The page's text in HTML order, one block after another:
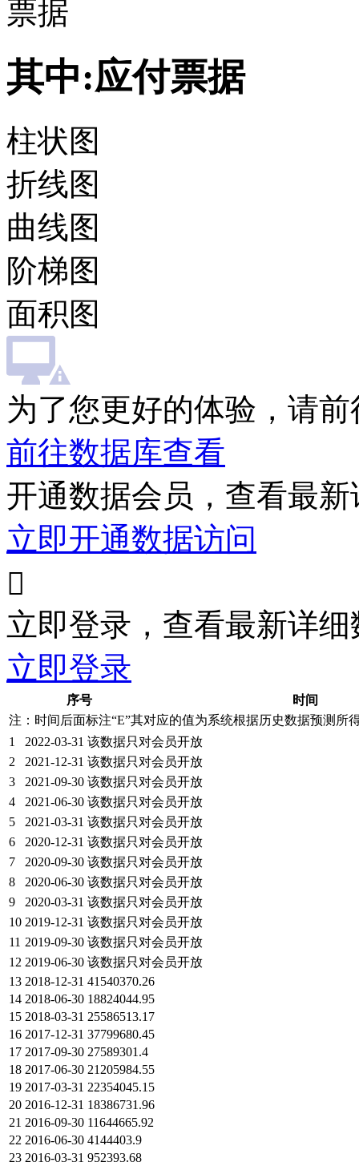
票据
其中:应付票据
柱状图
折线图
曲线图
阶梯图
面积图
为了您更好的体验，请
前往数据库查看
开通数据会员，查看最
立即开通数据访问

立即登录，查看最新详细
立即登录
序号
时间
注：时间后面标注“E”其对应的值为系统根据历史数据预测所
1
2022-03-31 该数据只对会员开放
2
2021-12-31 该数据只对会员开放
3
2021-09-30 该数据只对会员开放
4
2021-06-30 该数据只对会员开放
5
2021-03-31 该数据只对会员开放
6
2020-12-31 该数据只对会员开放
7
2020-09-30 该数据只对会员开放
8
2020-06-30 该数据只对会员开放
9
2020-03-31 该数据只对会员开放
10 2019-12-31 该数据只对会员开放
11 2019-09-30 该数据只对会员开放
12 2019-06-30 该数据只对会员开放
13 2018-12-31 41540370.26
14 2018-06-30 18824044.95
15 2018-03-31 25586513.17
16 2017-12-31 37799680.45
17 2017-09-30 27589301.4
18 2017-06-30 21205984.55
19 2017-03-31 22354045.15
20 2016-12-31 18386731.96
21 2016-09-30 11644665.92
22 2016-06-30 4144403.9
23 2016-03-31 952393.68